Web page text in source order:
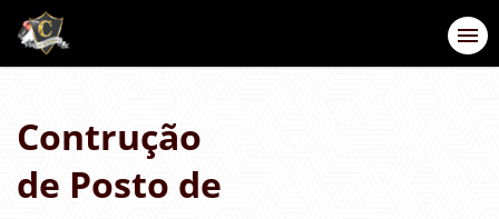
Contrução
de Posto de